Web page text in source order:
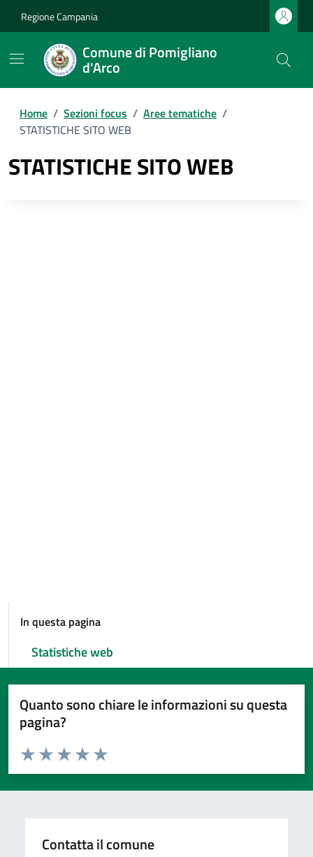
Regione Campania
Comune di Pomigliano
d'Arco
Home / Sezioni focus / Aree tematiche /
STATISTICHE SITO WEB
STATISTICHE SITO WEB
In questa pagina
Statistiche web
Quanto sono chiare le informazioni su questa
pagina?
Valuta da 1 a 5 stelle la pagina
Valuta 5 stelle su 5
Valuta 4 stelle su 5
Valuta 3 stelle su 5
Valuta 2 stelle su 5
Valuta 1 stelle su 5
Contatta il comune